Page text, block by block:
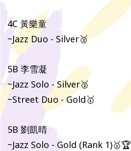
4C 黃樂童
~Jazz Duo - Silver🥈
5B 李雪凝
~Jazz Solo - Silver🥈
~Street Duo - Gold🥇
5B 劉凱晴
~Jazz Solo - Gold (Rank 1)🥇🏆